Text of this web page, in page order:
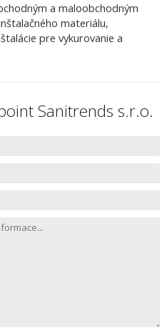
a maloobchodným
materiálu,
pre vykurovanie a
Sanitrends s.r.o.